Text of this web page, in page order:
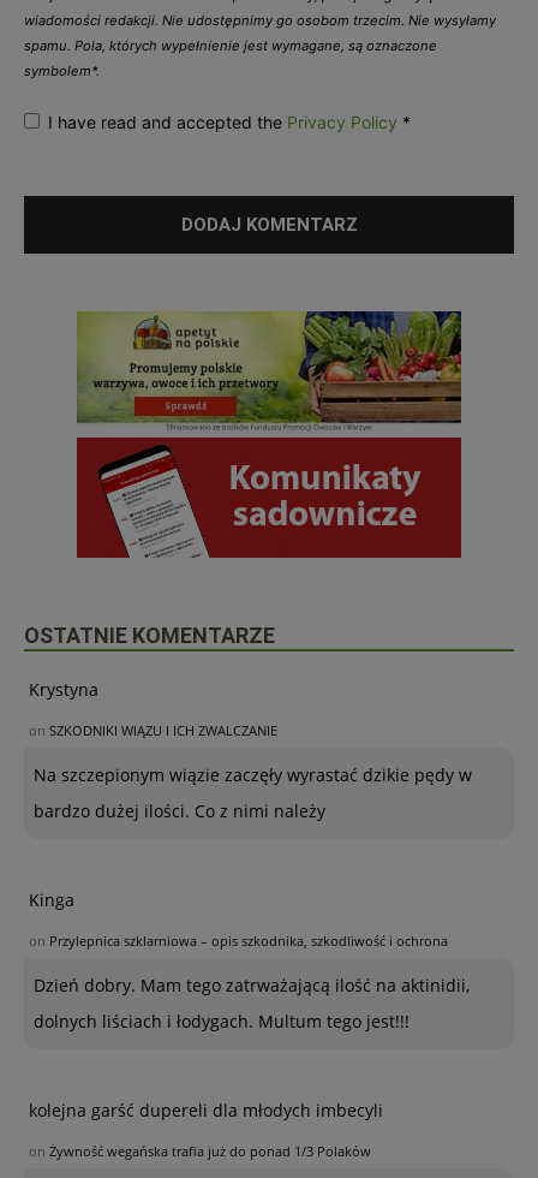
wiadomości redakcji. Nie udostępnimy go osobom trzecim. Nie wysyłamy
spamu. Pola, których wypełnienie jest wymagane, są oznaczone
symbolem*.
I have read and accepted the Privacy Policy *
OSTATNIE KOMENTARZE
Krystyna
on SZKODNIKI WIĄZU I ICH ZWALCZANIE
Na szczepionym wiązie zaczęły wyrastać dzikie pędy w
bardzo dużej ilości. Co z nimi należy
Kinga
on Przylepnica szklarniowa – opis szkodnika, szkodliwość i ochrona
Dzień dobry. Mam tego zatrważającą ilość na aktinidii,
dolnych liściach i łodygach. Multum tego jest!!!
kolejna garść dupereli dla młodych imbecyli
on Żywność wegańska trafia już do ponad 1/3 Polaków